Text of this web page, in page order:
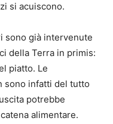
si acuiscono.
sono già intervenute
della Terra in primis:
piatto. Le
sono infatti del tutto
potrebbe
alimentare.